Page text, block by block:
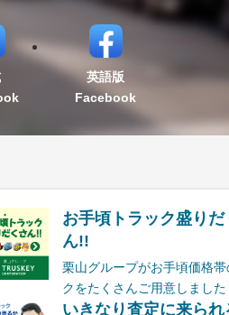
英語版
Facebook
お手頃トラック盛りだ
ん!!
栗山グループがお手頃価格帯
クをたくさんご用意しました
いきなり査定に来られ